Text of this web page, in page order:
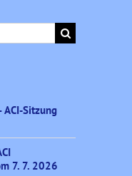
Sitzung
7. 7. 2026